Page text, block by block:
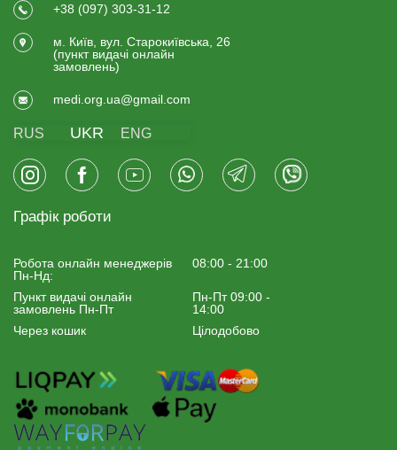
+38 (097) 303-31-12
м. Київ, вул. Старокиївська, 26
(пункт видачi онлайн
замовлень)
medi.org.ua@gmail.com
RUS UKR ENG
Графік роботи
Робота онлайн менеджерiв
Пн-Нд:
08:00 - 21:00
Пункт видачі онлайн
замовлень Пн-Пт
Пн-Пт 09:00 -
14:00
Через кошик
Цілодобово